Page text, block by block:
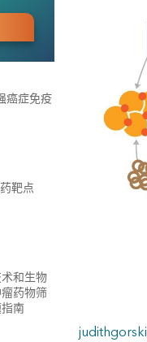
judithgorski
癌症免疫
靶点
和生物
药物筛
南